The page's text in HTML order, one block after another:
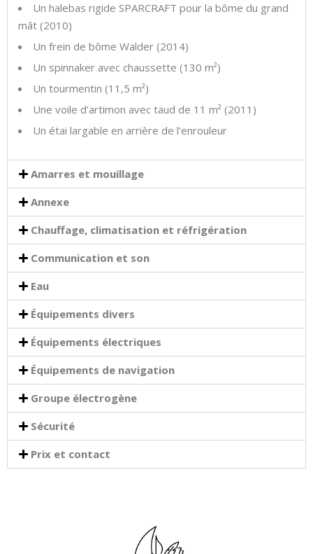
Un halebas rigide SPARCRAFT pour la bôme du grand
mât (2010)
Un frein de bôme Walder (2014)
Un spinnaker avec chaussette (130 m²)
Un tourmentin (11,5 m²)
Une voile d’artimon avec taud de 11 m² (2011)
Un étai largable en arrière de l’enrouleur
Amarres et mouillage
Annexe
Chauffage, climatisation et réfrigération
Communication et son
Eau
Équipements divers
Équipements électriques
Équipements de navigation
Groupe électrogène
Sécurité
Prix et contact